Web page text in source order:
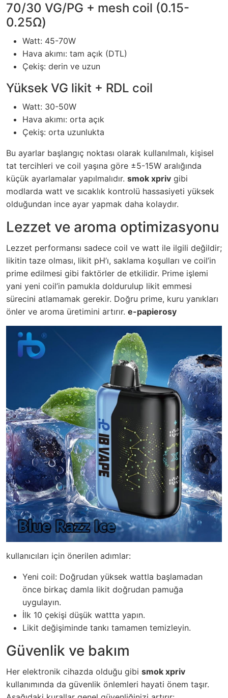
70/30 VG/PG + mesh coil (0.15-
0.25Ω)
Watt: 45-70W
Hava akımı: tam açık (DTL)
Çekiş: derin ve uzun
Yüksek VG likit + RDL coil
Watt: 30-50W
Hava akımı: orta açık
Çekiş: orta uzunlukta
Bu ayarlar başlangıç noktası olarak kullanılmalı, kişisel
tat tercihleri ve coil yaşına göre ±5-15W aralığında
küçük ayarlamalar yapılmalıdır. smok xpriv gibi
modlarda watt ve sıcaklık kontrolü hassasiyeti yüksek
olduğundan ince ayar yapmak daha kolaydır.
Lezzet ve aroma optimizasyonu
Lezzet performansı sadece coil ve watt ile ilgili değildir;
likitin taze olması, likit pH’ı, saklama koşulları ve coil’in
prime edilmesi gibi faktörler de etkilidir. Prime işlemi
yani yeni coil’in pamukla doldurulup likit emmesi
sürecini atlamamak gerekir. Doğru prime, kuru yanıkları
önler ve aroma üretimini artırır. e-papierosy
kullanıcıları için önerilen adımlar:
Yeni coil: Doğrudan yüksek wattla başlamadan
önce birkaç damla likit doğrudan pamuğa
uygulayın.
İlk 10 çekişi düşük wattta yapın.
Likit değişiminde tankı tamamen temizleyin.
Güvenlik ve bakım
Her elektronik cihazda olduğu gibi smok xpriv
kullanımında da güvenlik önlemleri hayati önem taşır.